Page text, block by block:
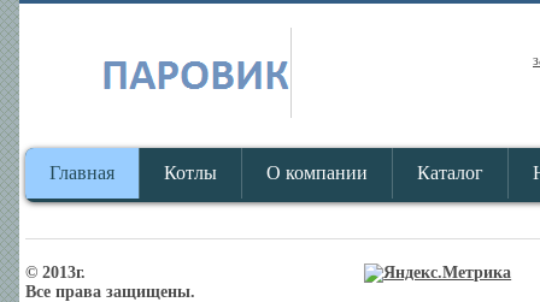
Главная Котлы О компании Каталог
© 2013г.
Все права защищены.